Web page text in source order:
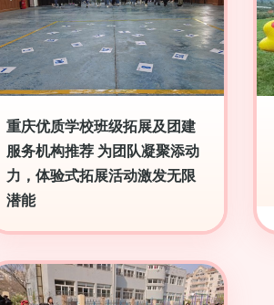
重庆优质学校班级拓展及团建
服务机构推荐 为团队凝聚添动
力，体验式拓展活动激发无限
潜能